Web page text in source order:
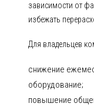
зависимости от
избежать
Для владельцев
снижение
оборудование;
повышение